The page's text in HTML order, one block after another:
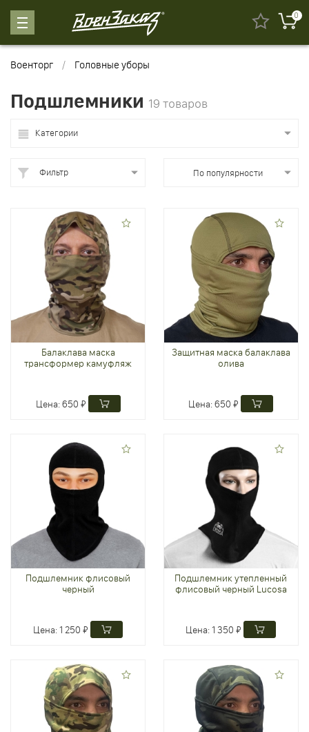
0
Военторг Головные уборы
Подшлемники 19 товаров
Категории
Фильтр По популярности
Балаклава маска
трансформер камуфляж
Цена:650 ₽
Защитная маска балаклава
олива
Цена:650 ₽
Подшлемник флисовый
черный
Цена:1 250 ₽
Подшлемник утепленный
флисовый черный Lucosa
Цена:1 350 ₽